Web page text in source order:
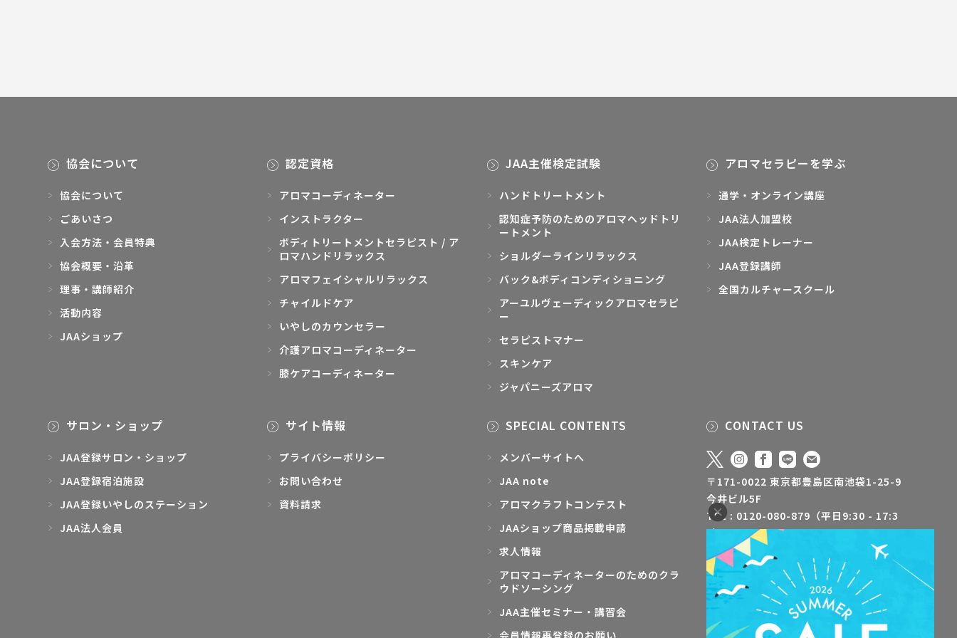
協会について
協会について
ごあいさつ
入会方法・会員特典
協会概要・沿革
理事・講師紹介
活動内容
JAAショップ
認定資格
アロマコーディネーター
インストラクター
ボディトリートメントセラピスト / ア
ロマハンドリラックス
アロマフェイシャルリラックス
チャイルドケア
いやしのカウンセラー
介護アロマコーディネーター
膝ケアコーディネーター
JAA主催検定試験
ハンドトリートメント
認知症予防のためのアロマヘッドトリ
ートメント
ショルダーラインリラックス
バック&ボディコンディショニング
アーユルヴェーディックアロマセラピ
ー
セラピストマナー
スキンケア
ジャパニーズアロマ
アロマセラピーを学ぶ
通学・オンライン講座
JAA法人加盟校
JAA検定トレーナー
JAA登録講師
全国カルチャースクール
サロン・ショップ
JAA登録サロン・ショップ
JAA登録宿泊施設
JAA登録いやしのステーション
JAA法人会員
サイト情報
プライバシーポリシー
お問い合わせ
資料請求
SPECIAL CONTENTS
メンバーサイトへ
JAA note
アロマクラフトコンテスト
JAAショップ商品掲載申請
求人情報
アロマコーディネーターのためのクラ
ウドソーシング
JAA主催セミナー・講習会
会員情報再登録のお願い
CONTACT US
〒171-0022 東京都豊島区南池袋1-25-9
今井ビル5F
TEL : 0120-080-879（平日9:30 - 17:3
0）
FAX : 03-5928-3500
info@jaa-aroma.or.jp